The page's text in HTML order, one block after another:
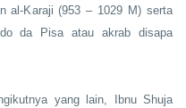
al-Karaji (953 – 1029 M) serta
da Pisa atau akrab disapa
yang lain, Ibnu Shuja